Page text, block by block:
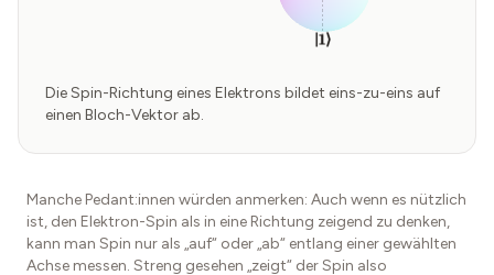
|1⟩
Die Spin-Richtung eines Elektrons bildet eins-zu-eins auf
einen Bloch-Vektor ab.
Manche Pedant:innen würden anmerken: Auch wenn es nützlich
ist, den Elektron-Spin als in eine Richtung zeigend zu denken,
kann man Spin nur als „auf“ oder „ab“ entlang einer gewählten
Achse messen. Streng gesehen „zeigt“ der Spin also